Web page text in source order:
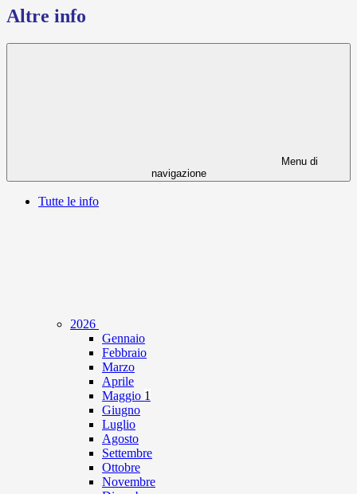
Altre info
Menu di
navigazione
Tutte le info
2026
Gennaio
Febbraio
Marzo
Aprile
Maggio 1
Giugno
Luglio
Agosto
Settembre
Ottobre
Novembre